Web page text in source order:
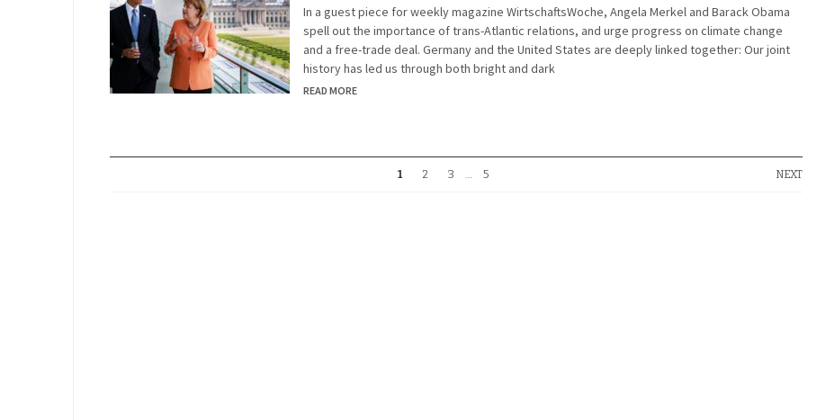
In a guest piece for weekly magazine WirtschaftsWoche, Angela Merkel and Barack Obama
spell out the importance of trans-Atlantic relations, and urge progress on climate change
and a free-trade deal. Germany and the United States are deeply linked together: Our joint
history has led us through both bright and dark
READ MORE
1 2 3 … 5 NEXT